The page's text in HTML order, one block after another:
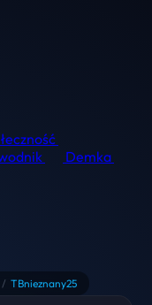
Demka
/ TBnieznany25